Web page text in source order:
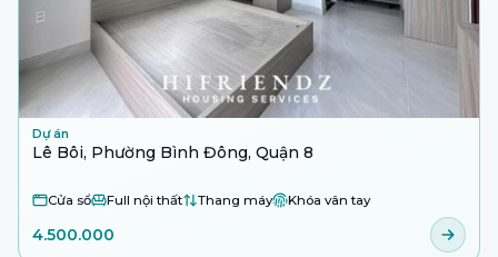
Dự án
Lê Bôi, Phường Bình Đông, Quận 8
Cửa sổ Full nội thất Thang máy Khóa vân tay
4.500.000